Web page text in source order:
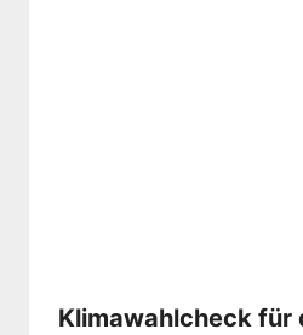
Klimawahlcheck für